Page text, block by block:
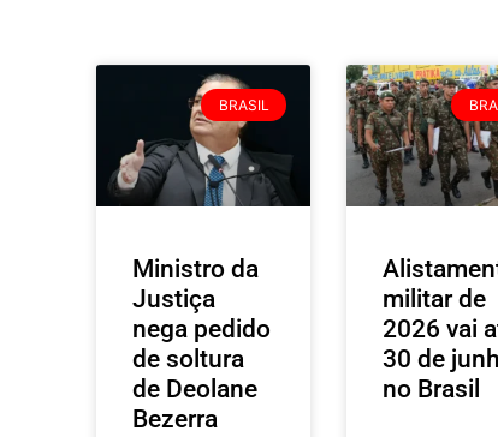
BRASIL
Ministro da
Justiça
nega pedido
de soltura
de Deolane
Bezerra
militar de
2026 vai
30 de
no Brasil